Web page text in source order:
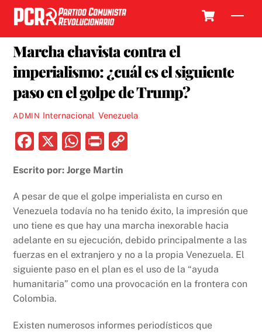
Skip
content
Marcha chavista contra el
imperialismo: ¿cuál es el siguiente
paso en el golpe de Trump?
ADMIN Internacional Venezuela
F
c
e
b
o
o
k
X
W
at
s
A
p
p
P
nt
y
Li
n
k
Escrito por: Jorge Martin
A pesar de que el golpe imperialista en curso en
Venezuela todavía no ha tenido éxito, la impresión que
uno tiene es que hay una marcha inexorable hacia
adelante en su ejecución, debido principalmente a las
fuerzas en el extranjero y no a la propia Venezuela. El
siguiente paso en el plan es el uso de la “ayuda
humanitaria” como una provocación en la frontera con
Colombia.
Existen numerosos informes periodísticos que